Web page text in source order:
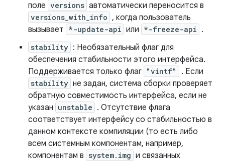
поле versions автоматически переносится в
versions_with_info , когда пользователь
вызывает *-update-api или *-freeze-api .
stability : Необязательный флаг для
обеспечения стабильности этого интерфейса.
Поддерживается только флаг "vintf" . Если
stability не задан, система сборки проверяет
обратную совместимость интерфейса, если не
указан unstable . Отсутствие флага
соответствует интерфейсу со стабильностью в
данном контексте компиляции (то есть либо
всем системным компонентам, например,
компонентам в system.img и связанных